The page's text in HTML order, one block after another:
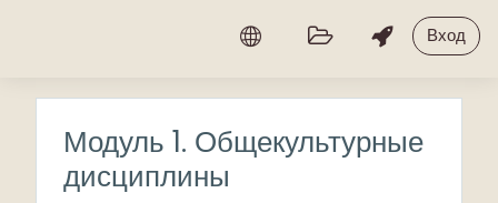
Вход
Модуль 1. Общекультурные
дисциплины